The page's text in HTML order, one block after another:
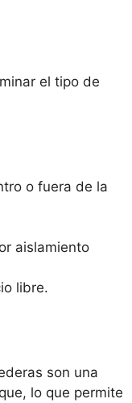
el tipo de
o fuera de la
aislamiento
libre.
son una
lo que permite